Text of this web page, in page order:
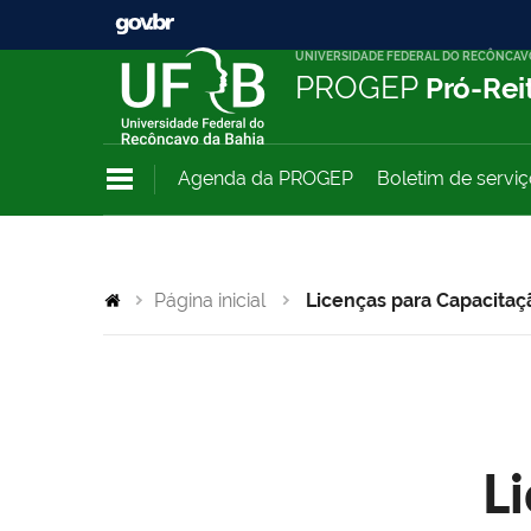
UNIVERSIDADE FEDERAL DO
PROGEP Pró-
Agenda da PROGEP Boletim de
Página inicial Licenças para